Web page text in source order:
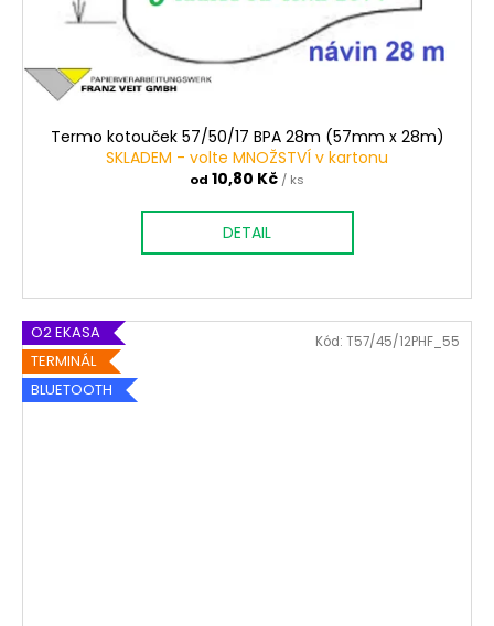
Termo kotouček 57/50/17 BPA 28m (57mm x 28m)
SKLADEM - volte MNOŽSTVÍ v kartonu
od 10,80 Kč / ks
DETAIL
O2 EKASA
TERMINÁL
BLUETOOTH
Kód: T57/45/12PHF_55